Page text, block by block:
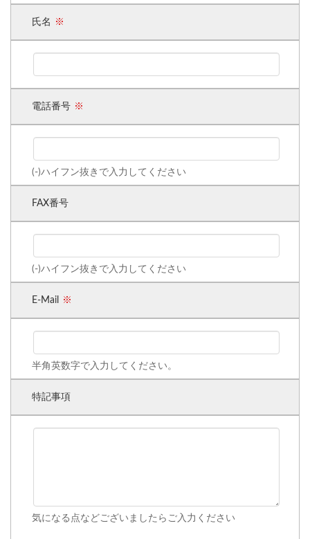
氏名
電話番号
(-)ハイフン抜きで入力してください
FAX番号
(-)ハイフン抜きで入力してください
E-Mail
半角英数字で入力してください。
特記事項
気になる点などございましたらご入力ください